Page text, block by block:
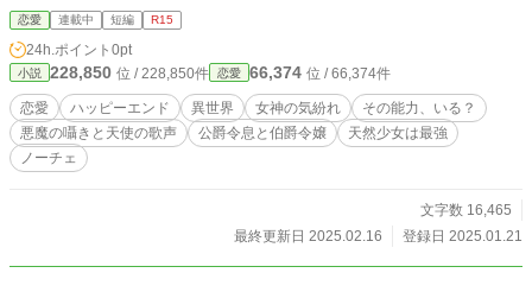
ない―― 役に立つがゆえに苦悩する奇跡を持つ青年と、全く役に立たないと思
われる奇跡を持つ少女の出逢い。 それは二人の行く末を、大きく変える出逢い
だった ※不定期更新です。書きながら更新します。 ※見切り発車ですので、と
りあえず短編・R15で始めます。途中R18になったらごめんなさい。 ※作者の
妄想の産物です。 ※頭の中にあるものを言語化しています。神様ではないの
で、「創造」することはできません。 ※小心者ゆえ、感想欄は閉じておりま
す。誹謗中傷・盗作嫌疑等の攻撃はお断りしております。 ※誤字脱字やつじつ
まの合わない部分は後からこっそり修正致します。
恋愛 連載中 短編 R15
24h.ポイント 0pt
小説 228,850 位 / 228,850件 恋愛 66,374 位 / 66,374件
恋愛 ハッピーエンド 異世界 女神の気紛れ
その能力、いる？
悪魔の囁きと天使の歌声
公爵令息と伯爵令嬢
天然少女は最強
ノーチェ
文字数 16,465
最終更新日 2025.02.16
登録日 2025.01.21